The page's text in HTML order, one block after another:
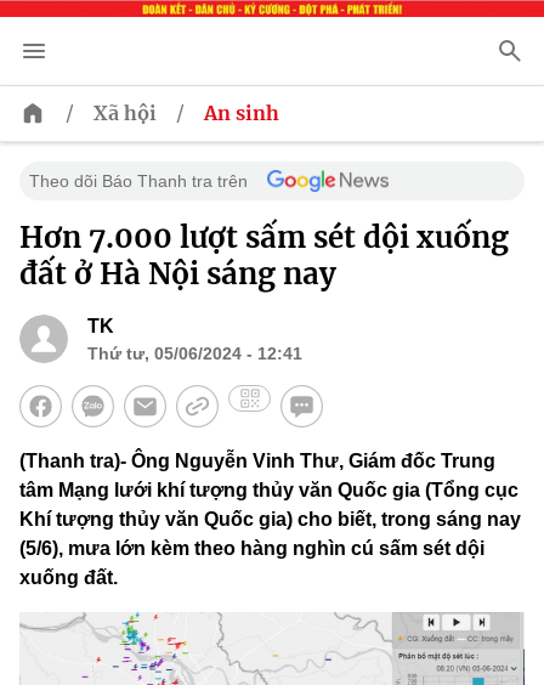
/ Xã hội / An sinh
Theo dõi Báo Thanh tra trên
Hơn 7.000 lượt sấm sét dội xuống
đất ở Hà Nội sáng nay
TK
Thứ tư, 05/06/2024 - 12:41
(Thanh tra)- Ông Nguyễn Vinh Thư, Giám đốc Trung
tâm Mạng lưới khí tượng thủy văn Quốc gia (Tổng cục
Khí tượng thủy văn Quốc gia) cho biết, trong sáng nay
(5/6), mưa lớn kèm theo hàng nghìn cú sấm sét dội
xuống đất.